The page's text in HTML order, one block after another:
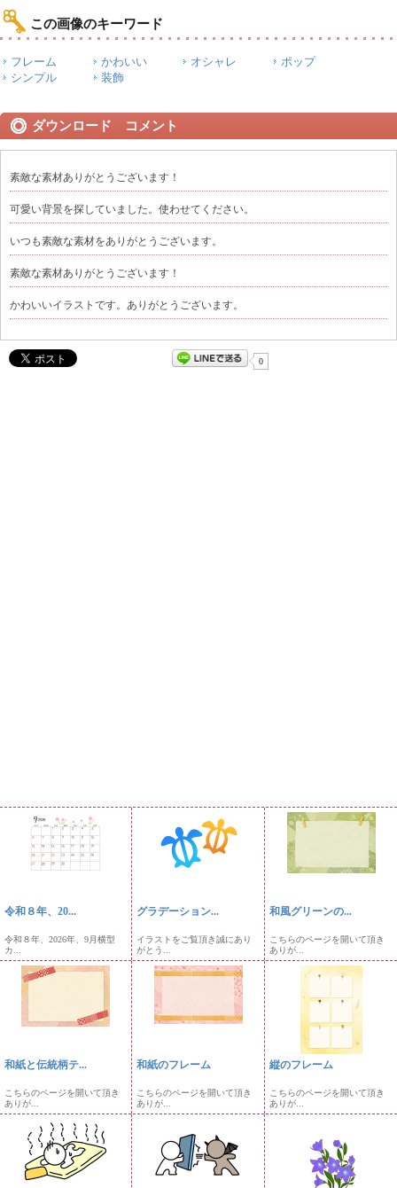
この画像のキーワード
フレーム かわいい オシャレ
ポップ
シンプル
装飾
ダウンロード コメント
素敵な素材ありがとうございます！
可愛い背景を探していました。使わせてください。
いつも素敵な素材をありがとうございます。
素敵な素材ありがとうございます！
かわいいイラストです。ありがとうございます。
0
令和８年、20...
令和８年、2026年、9月横型
カ...
グラデーション...
イラストをご覧頂き誠にあり
がとう...
和風グリーンの...
こちらのページを開いて頂き
ありが...
和紙と伝統柄テ...
こちらのページを開いて頂き
ありが...
和紙のフレーム
こちらのページを開いて頂き
ありが...
縦のフレーム
こちらのページを開いて頂き
ありが...